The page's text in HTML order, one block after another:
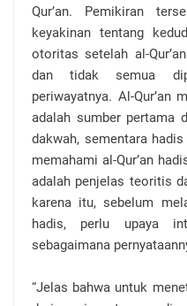
Qur’an. Pemikiran
keyakinan tentang
otoritas setelah al-
dan tidak semua
periwayatnya. Al-Qur’an
adalah sumber pertama
dakwah, sementara
memahami al-Qur’an
adalah penjelas teoritis
karena itu, sebelum
hadis, perlu upaya
sebagaimana
“Jelas bahwa untuk